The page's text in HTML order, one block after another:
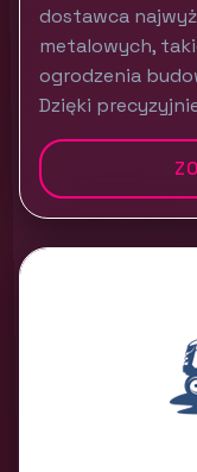
dostawca
metalowych,
ogrodzenia
Dzięki